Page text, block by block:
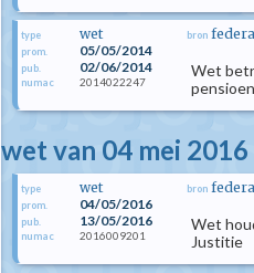
type wet
prom. 05/05/2014
pub. 02/06/2014
numac 2014022247
bron
Wet
wet van 04 mei 2016
type wet
prom. 04/05/2016
pub. 13/05/2016
numac 2016009201
bron
Wet
Justitie